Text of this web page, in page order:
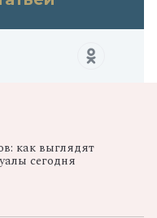
как выглядят
сегодня